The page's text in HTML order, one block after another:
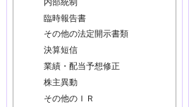
内部統制
臨時報告書
その他の法定開示書類
決算短信
業績・配当予想修正
株主異動
その他のＩＲ